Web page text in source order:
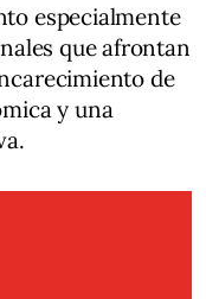
especialmente
que afrontan
de
y una